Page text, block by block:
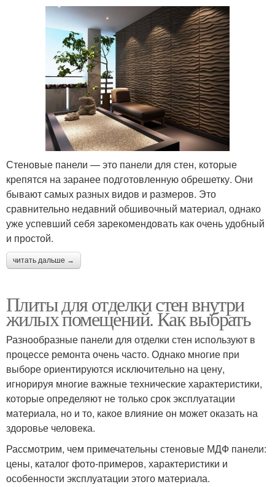
Стеновые панели — это панели для стен, которые
крепятся на заранее подготовленную обрешетку. Они
бывают самых разных видов и размеров. Это
сравнительно недавний обшивочный материал, однако
уже успевший себя зарекомендовать как очень удобный
и простой.
читать дальше →
Плиты для отделки стен внутри
жилых помещений. Как выбрать
Разнообразные панели для отделки стен используют в
процессе ремонта очень часто. Однако многие при
выборе ориентируются исключительно на цену,
игнорируя многие важные технические характеристики,
которые определяют не только срок эксплуатации
материала, но и то, какое влияние он может оказать на
здоровье человека.
Рассмотрим, чем примечательны стеновые МДФ панели:
цены, каталог фото-примеров, характеристики и
особенности эксплуатации этого материала.